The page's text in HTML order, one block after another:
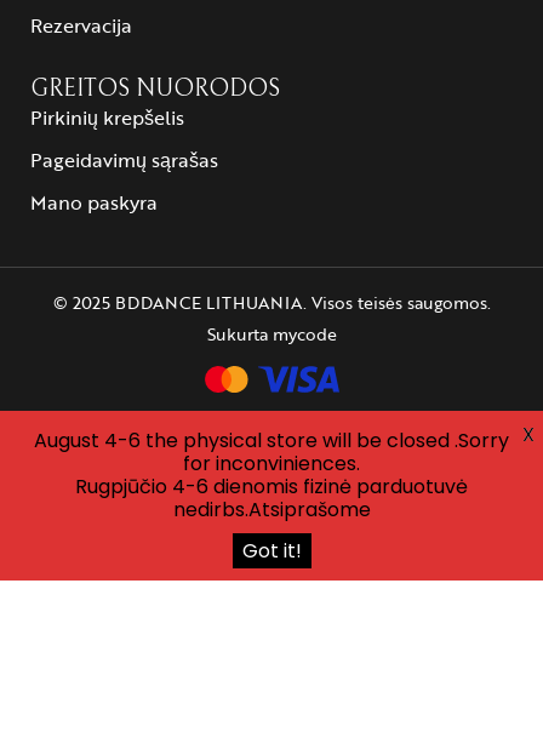
Rezervacija
GREITOS NUORODOS
Pirkinių krepšelis
Pageidavimų sąrašas
Mano paskyra
© 2025 BDDANCE LITHUANIA. Visos teisės saugomos.
Sukurta mycode
August 4-6 the physical store will be closed .Sorry
for inconviniences.
Rugpjūčio 4-6 dienomis fizinė parduotuvė
nedirbs.Atsiprašome
Got it!
X